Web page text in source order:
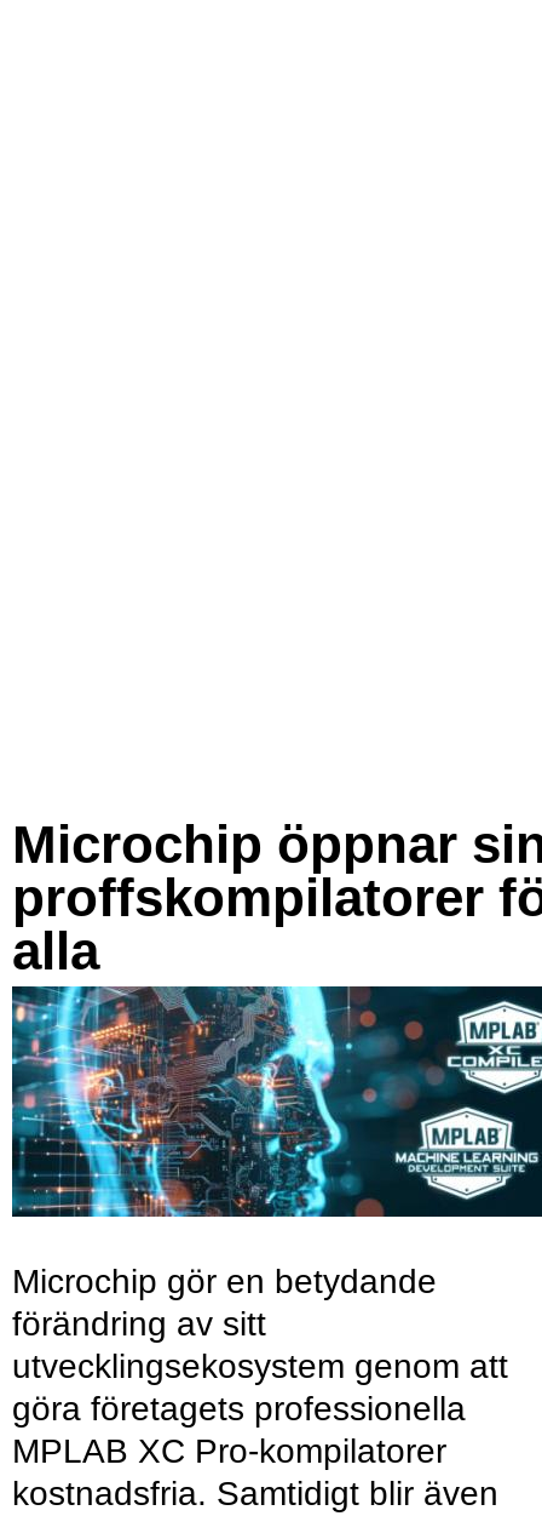
Microchip öppnar
proffskompilatorer
alla
Microchip gör en betydande
förändring av sitt
utvecklingsekosystem genom att
göra företagets professionella
MPLAB XC Pro-kompilatorer
kostnadsfria. Samtidigt blir även